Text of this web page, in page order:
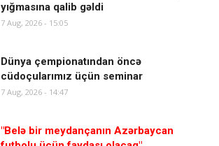
yığmasına qalib gəldi
7 Aug, 2026 - 15:05
Dünya çempionatından öncə
cüdoçularımız üçün seminar
7 Aug, 2026 - 14:47
"Belə bir meydançanın Azərbaycan